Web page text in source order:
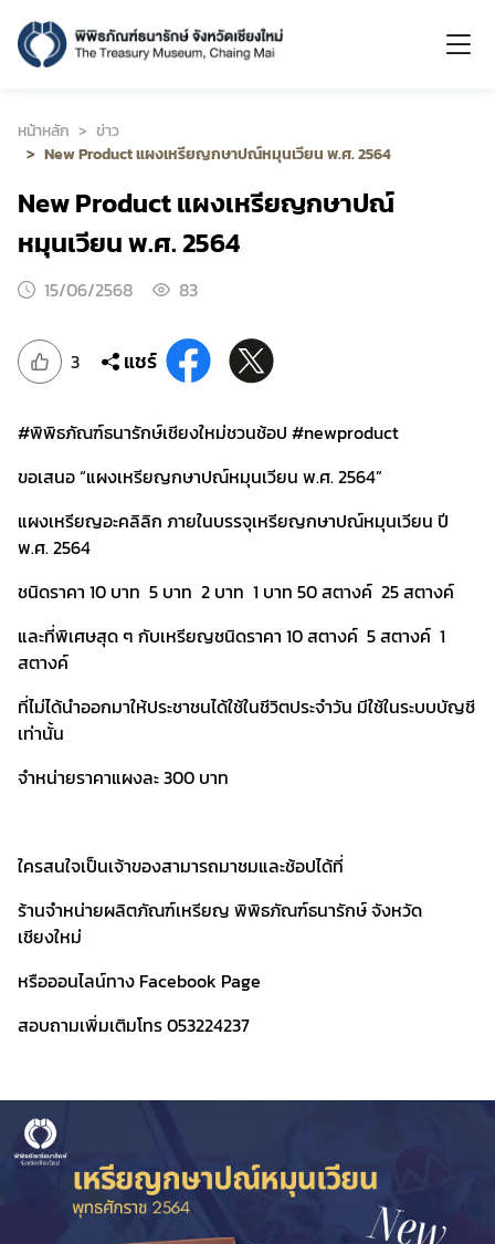
หน้าหลัก
ข่าว
New Product แผงเหรียญกษาปณ์หมุนเวียน พ.ศ. 2564
New Product แผงเหรียญกษาปณ์
หมุนเวียน พ.ศ. 2564
15/06/2568 83
3 แชร์
#พิพิธภัณฑ์ธนารักษ์เชียงใหม่ชวนช้อป #newproduct
ขอเสนอ “แผงเหรียญกษาปณ์หมุนเวียน พ.ศ. 2564”
แผงเหรียญอะคลิลิก ภายในบรรจุเหรียญกษาปณ์หมุนเวียน ปี
พ.ศ. 2564
ชนิดราคา 10 บาท 5 บาท 2 บาท 1 บาท 50 สตางค์ 25 สตางค์
และที่พิเศษสุด ๆ กับเหรียญชนิดราคา 10 สตางค์ 5 สตางค์ 1
สตางค์
ที่ไม่ได้นำออกมาให้ประชาชนได้ใช้ในชีวิตประจำวัน มีใช้ในระบบบัญชี
เท่านั้น
จำหน่ายราคาแผงละ 300 บาท
ใครสนใจเป็นเจ้าของสามารถมาชมและช้อปได้ที่
ร้านจำหน่ายผลิตภัณฑ์เหรียญ พิพิธภัณฑ์ธนารักษ์ จังหวัด
เชียงใหม่
หรือออนไลน์ทาง Facebook Page
สอบถามเพิ่มเติมโทร 053224237